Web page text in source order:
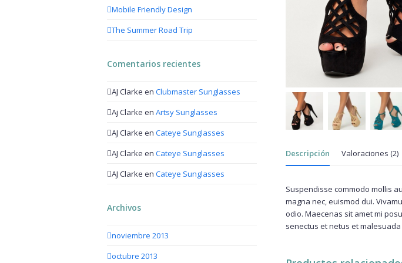
Descripción Valoraciones (2)
Suspendisse commodo mollis
magna nec, euismod dui.
odio. Maecenas sit amet mi
senectus et netus et
Mobile Friendly Design
The Summer Road Trip
Comentarios recientes
AJ Clarke en Clubmaster Sunglasses
Aj Clarke en Artsy Sunglasses
AJ Clarke en Cateye Sunglasses
AJ Clarke en Cateye Sunglasses
AJ Clarke en Cateye Sunglasses
Archivos
noviembre 2013
octubre 2013